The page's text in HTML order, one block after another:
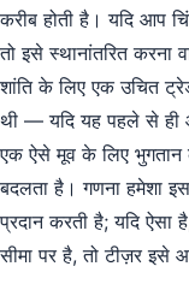
करीब होती है। यदि आप
तो इसे स्थानांतरित
शांति के लिए एक उचित
थी — यदि यह पहले से
एक ऐसे मूव के लिए
बदलता है। गणना हमेशा
प्रदान करती है; यदि ऐसा
सीमा पर है, तो टीज़र